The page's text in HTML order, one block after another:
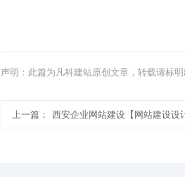
声明：此篇为凡科建站原创文章，转载请标明
上一篇： 西安企业网站建设【网站建设设